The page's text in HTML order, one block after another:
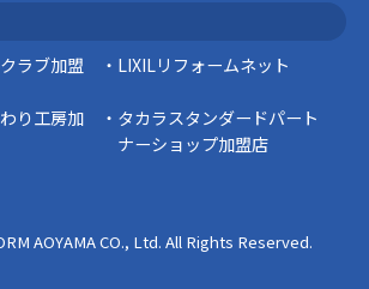
スタッフの日常
ラブ加盟
LIXILリフォームネット
り工房加
タカラスタンダードパート
ナーショップ加盟店
AOYAMA CO., Ltd. All Rights Reserved.